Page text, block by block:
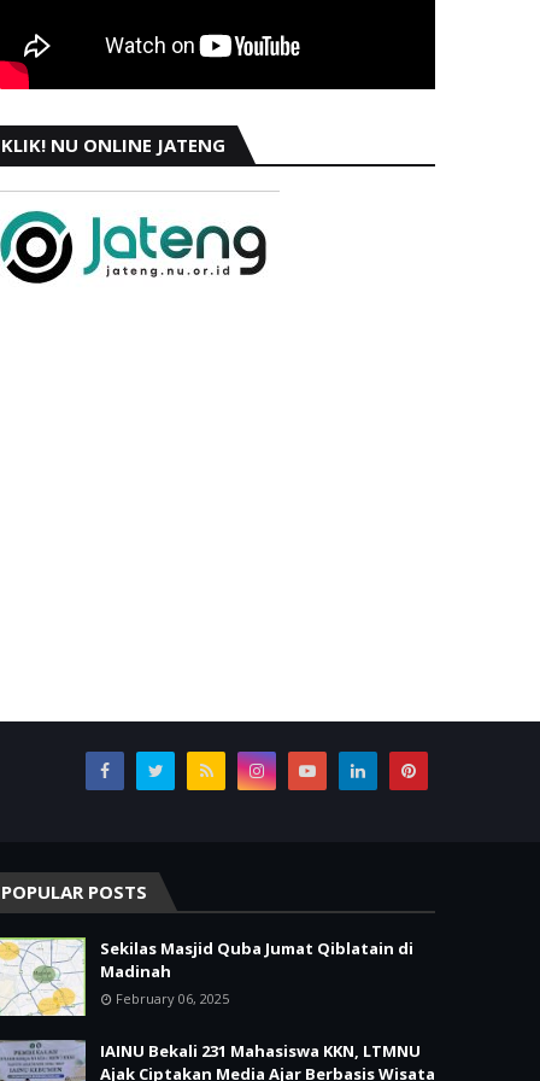
KLIK! NU ONLINE JATENG
POPULAR POSTS
Sekilas Masjid Quba Jumat Qiblatain di
Madinah
February 06, 2025
IAINU Bekali 231 Mahasiswa KKN, LTMNU
Ajak Ciptakan Media Ajar Berbasis Wisata